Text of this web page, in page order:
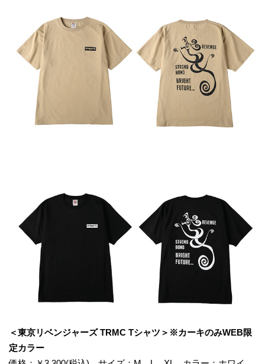
＜東京リベンジャーズ TRMC Tシャツ＞※カーキのみWEB限
定カラー